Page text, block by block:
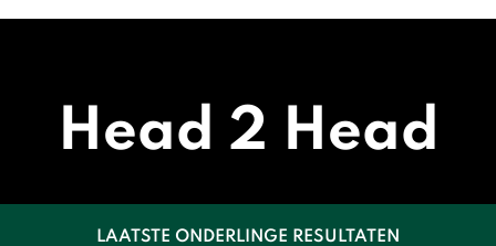
Head 2 Head
LAATSTE ONDERLINGE RESULTATEN